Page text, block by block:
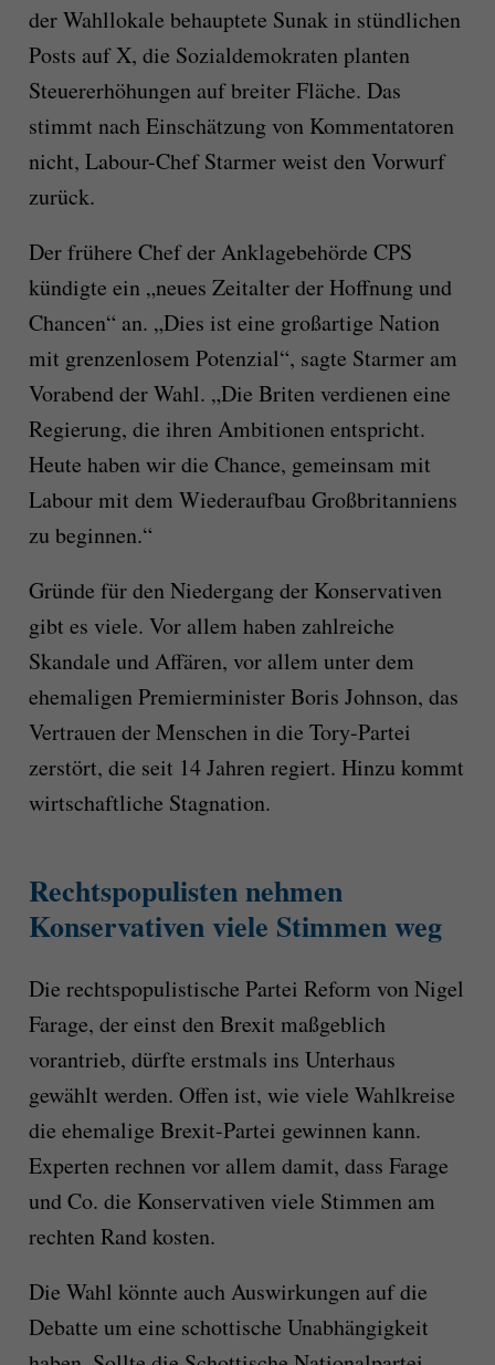
der Wahllokale behauptete Sunak in stündlichen
Posts auf X, die Sozialdemokraten planten
Steuererhöhungen auf breiter Fläche. Das
stimmt nach Einschätzung von Kommentatoren
nicht, Labour-Chef Starmer weist den Vorwurf
zurück.
Der frühere Chef der Anklagebehörde CPS
kündigte ein „neues Zeitalter der Hoffnung und
Chancen“ an. „Dies ist eine großartige Nation
mit grenzenlosem Potenzial“, sagte Starmer am
Vorabend der Wahl. „Die Briten verdienen eine
Regierung, die ihren Ambitionen entspricht.
Heute haben wir die Chance, gemeinsam mit
Labour mit dem Wiederaufbau Großbritanniens
zu beginnen.“
Gründe für den Niedergang der Konservativen
gibt es viele. Vor allem haben zahlreiche
Skandale und Affären, vor allem unter dem
ehemaligen Premierminister Boris Johnson, das
Vertrauen der Menschen in die Tory-Partei
zerstört, die seit 14 Jahren regiert. Hinzu kommt
wirtschaftliche Stagnation.
Rechtspopulisten nehmen
Konservativen viele Stimmen weg
Die rechtspopulistische Partei Reform von Nigel
Farage, der einst den Brexit maßgeblich
vorantrieb, dürfte erstmals ins Unterhaus
gewählt werden. Offen ist, wie viele Wahlkreise
die ehemalige Brexit-Partei gewinnen kann.
Experten rechnen vor allem damit, dass Farage
und Co. die Konservativen viele Stimmen am
rechten Rand kosten.
Die Wahl könnte auch Auswirkungen auf die
Debatte um eine schottische Unabhängigkeit